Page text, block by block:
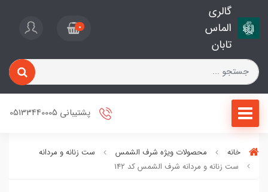
گالری
الماس
تابان
0
پشتیبانی 05133440005
خانه محصولات ویژه شرف الشمس
ست زنانه و مردانه
ست زنانه و مردانه شرف الشمس کد 14۲